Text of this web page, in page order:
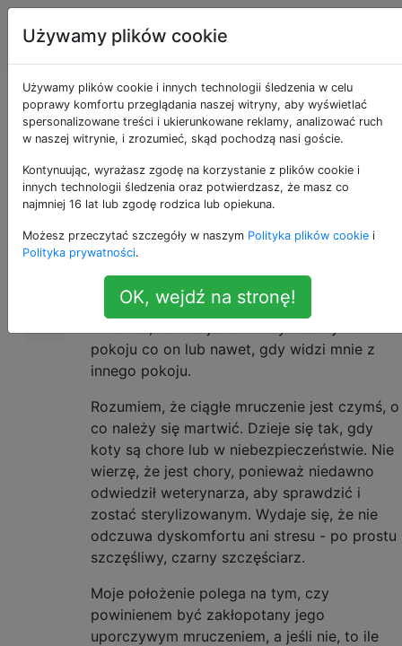
Zwierzęta
domowe
Ile mruczenia to za
dużo mruczenia?
adoptowałem jako kotka. Od jakiegoś czasu
zauważyłem, że dużo mruczi. Wiem, że przy
okazywaniu uczuć takie zachowanie jest
normalne, ale wydaje się, że mój kot zaczyna
pokoju co on lub nawet, gdy widzi mnie z
innego pokoju.
Rozumiem, że ciągłe mruczenie jest czymś, o
co należy się martwić. Dzieje się tak, gdy
koty są chore lub w niebezpieczeństwie. Nie
wierzę, że jest chory, ponieważ niedawno
odwiedził weterynarza, aby sprawdzić i
zostać sterylizowanym. Wydaje się, że nie
odczuwa dyskomfortu ani stresu - po prostu
szczęśliwy, czarny szczęściarz.
Moje położenie polega na tym, czy
powinienem być zakłopotany jego
uporczywym mruczeniem, a jeśli nie, to ile
Używamy plików cookie
Używamy plików cookie i innych technologii śledzenia w celu
poprawy komfortu przeglądania naszej witryny, aby wyświetlać
spersonalizowane treści i ukierunkowane reklamy, analizować ruch
w naszej witrynie, i zrozumieć, skąd pochodzą nasi goście.
Kontynuując, wyrażasz zgodę na korzystanie z plików cookie i
innych technologii śledzenia oraz potwierdzasz, że masz co
najmniej 16 lat lub zgodę rodzica lub opiekuna.
Możesz przeczytać szczegóły w naszym Polityka plików cookie i
Polityka prywatności.
OK, wejdź na stronę!